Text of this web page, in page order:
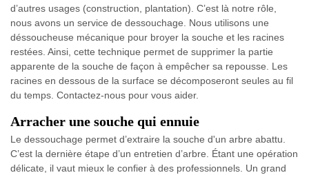
d’autres usages (construction, plantation). C’est là notre rôle,
nous avons un service de dessouchage. Nous utilisons une
déssoucheuse mécanique pour broyer la souche et les racines
restées. Ainsi, cette technique permet de supprimer la partie
apparente de la souche de façon à empêcher sa repousse. Les
racines en dessous de la surface se décomposeront seules au fil
du temps. Contactez-nous pour vous aider.
Arracher une souche qui ennuie
Le dessouchage permet d’extraire la souche d'un arbre abattu.
C’est la dernière étape d’un entretien d’arbre. Étant une opération
délicate, il vaut mieux le confier à des professionnels. Un grand